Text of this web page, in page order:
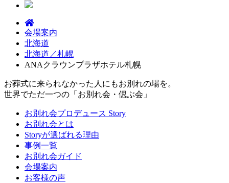
会場案内
北海道
北海道／札幌
ANAクラウンプラザホテル札幌
お葬式に来られなかった人にもお別れの場を。
世界でただ一つの「お別れ会・偲ぶ会」
お別れ会プロデュース Story
お別れ会とは
Storyが選ばれる理由
事例一覧
お別れ会ガイド
会場案内
お客様の声